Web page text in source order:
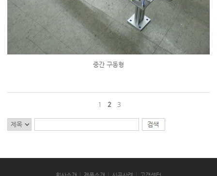
중간 구동형
1 2 3